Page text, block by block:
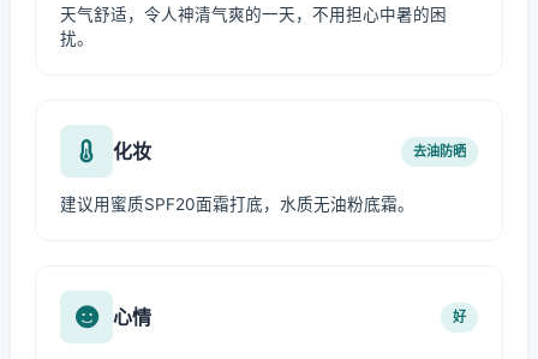
天气舒适，令人神清气爽的一天，不用担心中暑的困
扰。
化妆 去油防晒
建议用蜜质SPF20面霜打底，水质无油粉底霜。
心情 好